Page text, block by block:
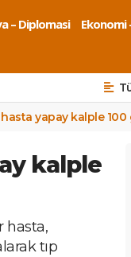
– Diplomasi Ekonomi
yapay kalple 100
kalple
hasta,
tıp